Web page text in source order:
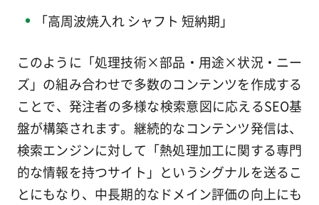
「高周波焼入れ シャフト 短納期」
このように「処理技術×部品・用途×状況・ニー
ズ」の組み合わせで多数のコンテンツを作成する
ことで、発注者の多様な検索意図に応えるSEO基
盤が構築されます。継続的なコンテンツ発信は、
検索エンジンに対して「熱処理加工に関する専門
的な情報を持つサイト」というシグナルを送るこ
とにもなり、中長期的なドメイン評価の向上にも